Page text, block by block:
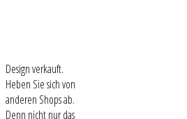
Design verkauft.
Heben Sie sich von
anderen Shops ab.
Denn nicht nur das